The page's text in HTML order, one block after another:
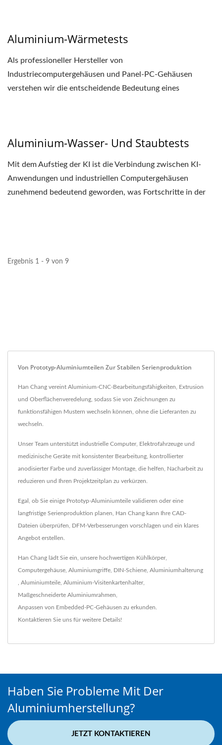
Aluminium-Wärmetests
Als professioneller Hersteller von
Industriecomputergehäusen und Panel-PC-Gehäusen
verstehen wir die entscheidende Bedeutung eines
Aluminium-Wasser- Und Staubtests
Mit dem Aufstieg der KI ist die Verbindung zwischen KI-
Anwendungen und industriellen Computergehäusen
zunehmend bedeutend geworden, was Fortschritte in der
Ergebnis 1 - 9 von 9
Von Prototyp-Aluminiumteilen Zur Stabilen Serienproduktion
Han Chang vereint Aluminium-CNC-Bearbeitungsfähigkeiten, Extrusion
und Oberflächenveredelung, sodass Sie von Zeichnungen zu
funktionsfähigen Mustern wechseln können, ohne die Lieferanten zu
wechseln.
Unser Team unterstützt industrielle Computer, Elektrofahrzeuge und
medizinische Geräte mit konsistenter Bearbeitung, kontrollierter
anodisierter Farbe und zuverlässiger Montage, die helfen, Nacharbeit zu
reduzieren und Ihren Projektzeitplan zu verkürzen.
Egal, ob Sie einige Prototyp-Aluminiumteile validieren oder eine
langfristige Serienproduktion planen, Han Chang kann Ihre CAD-
Dateien überprüfen, DFM-Verbesserungen vorschlagen und ein klares
Angebot erstellen.
Han Chang lädt Sie ein, unsere hochwertigen Kühlkörper,
Computergehäuse Aluminiumgriffe DIN-Schiene Aluminiumhalterung
Aluminiumteile Aluminium-Visitenkartenhalter,
Maßgeschneiderte Aluminiumrahmen
Anpassen von Embedded-PC-Gehäusen zu erkunden.
Kontaktieren Sie uns für weitere Details!
Haben Sie Probleme Mit Der
Aluminiumherstellung?
JETZT KONTAKTIEREN